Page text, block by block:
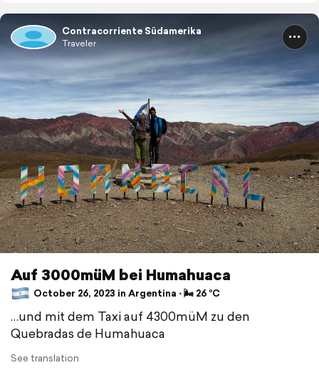
Contracorriente Südamerika
Traveler
Auf 3000müM bei Humahuaca
October 26, 2023 in Argentina ⋅ 🌬 26 °C
…und mit dem Taxi auf 4300müM zu den
Quebradas de Humahuaca
See translation